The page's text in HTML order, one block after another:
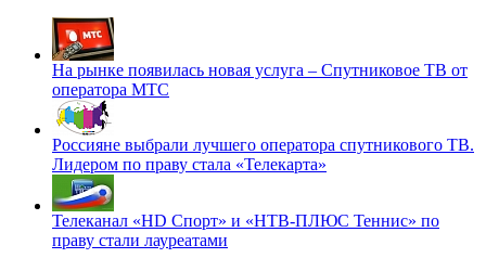
На рынке появилась новая услуга – Спутниковое ТВ от
оператора МТС
Россияне выбрали лучшего оператора спутникового ТВ.
Лидером по праву стала «Телекарта»
Телеканал «HD Спорт» и «НТВ-ПЛЮС Теннис» по
праву стали лауреатами